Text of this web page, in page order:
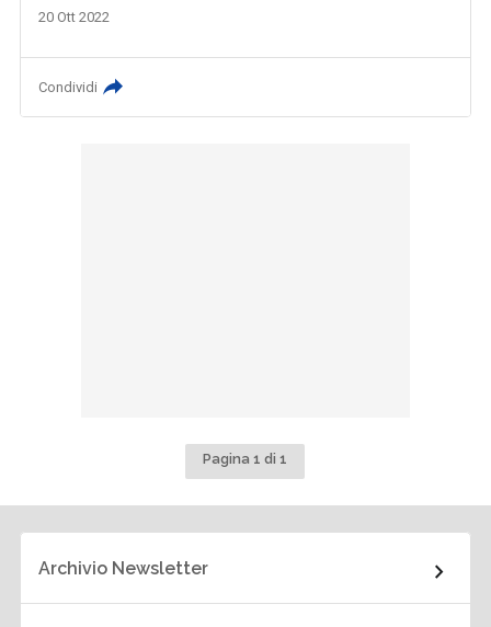
20 Ott 2022
Condividi
Pagina 1 di 1
Archivio Newsletter